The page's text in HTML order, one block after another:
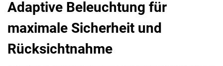
Adaptive Beleuchtung für
maximale Sicherheit und
Rücksichtnahme